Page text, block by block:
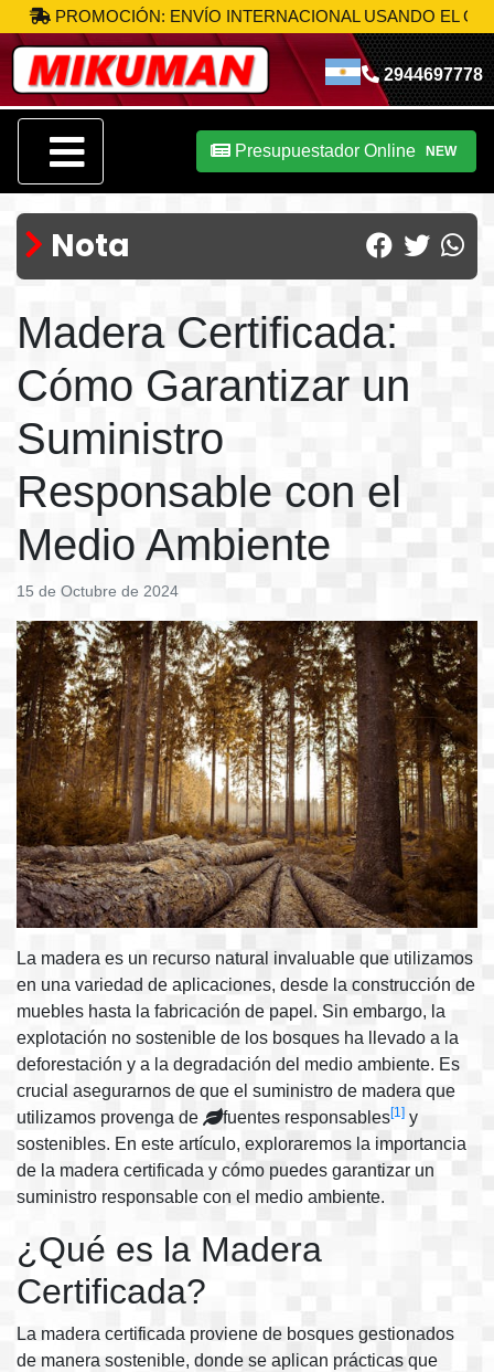
PROMOCIÓN: ENVÍO INTERNACIONAL USANDO EL CÓDIGO
2944697778
Presupuestador Online NEW
Nota
Madera Certificada:
Cómo Garantizar un
Suministro
Responsable con el
Medio Ambiente
15 de Octubre de 2024
La madera es un recurso natural invaluable que utilizamos
en una variedad de aplicaciones, desde la construcción de
muebles hasta la fabricación de papel. Sin embargo, la
explotación no sostenible de los bosques ha llevado a la
deforestación y a la degradación del medio ambiente. Es
crucial asegurarnos de que el suministro de madera que
utilizamos provenga de
fuentes responsables[1] y
sostenibles. En este artículo, exploraremos la importancia
de la madera certificada y cómo puedes garantizar un
suministro responsable con el medio ambiente.
¿Qué es la Madera
Certificada?
La madera certificada proviene de bosques gestionados
de manera sostenible, donde se aplican prácticas que